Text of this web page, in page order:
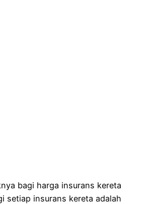
bagi harga insurans kereta
setiap insurans kereta adalah